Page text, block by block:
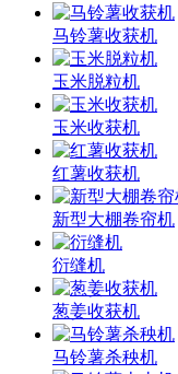
马铃薯收获机
玉米脱粒机
玉米收获机
红薯收获机
新型大棚卷帘机
衍缝机
葱姜收获机
马铃薯杀秧机